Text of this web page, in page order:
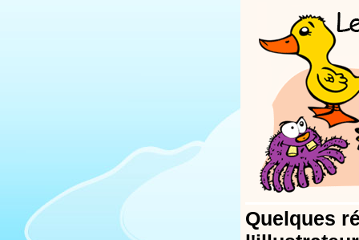
Quelques